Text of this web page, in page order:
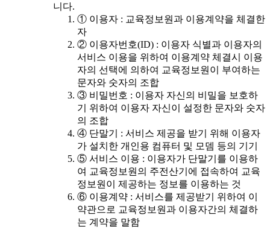
니다.
① 이용자 : 교육정보원과 이용계약을 체결한
자
② 이용자번호(ID) : 이용자 식별과 이용자의
서비스 이용을 위하여 이용계약 체결시 이용
자의 선택에 의하여 교육정보원이 부여하는
문자와 숫자의 조합
③ 비밀번호 : 이용자 자신의 비밀을 보호하
기 위하여 이용자 자신이 설정한 문자와 숫자
의 조합
④ 단말기 : 서비스 제공을 받기 위해 이용자
가 설치한 개인용 컴퓨터 및 모뎀 등의 기기
⑤ 서비스 이용 : 이용자가 단말기를 이용하
여 교육정보원의 주전산기에 접속하여 교육
정보원이 제공하는 정보를 이용하는 것
⑥ 이용계약 : 서비스를 제공받기 위하여 이
약관으로 교육정보원과 이용자간의 체결하
는 계약을 말함